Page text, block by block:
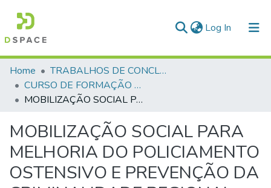
Log In (current)
Communities & Collections
All of DSpace
Home
TRABALHOS DE CONCLUSÃO DE CURSO - CFO (CURSO DE FORMAÇÃO DE OFICIAIS)
CURSO DE FORMAÇÃO DE OFICIAIS - 45ª TURMA CFO – ASPIRANTES - 2019
MOBILIZAÇÃO SOCIAL PARA MELHORIA DO POLICIAMENTO OSTENSIVO E PREVENÇÃO DA CRIMINALIDADE REGIONAL: ESTUDO APLICADO À COMUNIDADE DO SETOR JAÓ-GOIÂNIA
MOBILIZAÇÃO SOCIAL PARA
MELHORIA DO POLICIAMENTO
OSTENSIVO E PREVENÇÃO DA